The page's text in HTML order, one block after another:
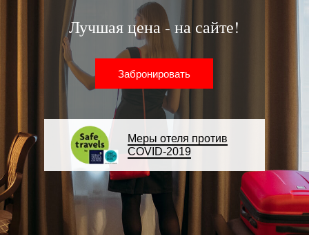
Забронировать
Лучшая цена - на сайте!
Меры отеля против
COVID-2019